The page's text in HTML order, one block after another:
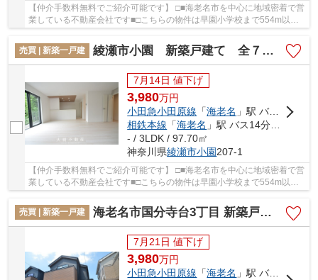
【仲介手数料無料でご紹介可能です】 □■海老名市を中心に地域密着で営
業している不動産会社です■□こちらの物件は早園小学校まで554m以内
にあるのがポイントです。地盤が弱いと大惨事に...
売買 | 新築一戸建
綾瀬市小園 新築戸建て 全７棟【仲介手数料無料】
7月14日 値下げ
3,980万円
小田急小田原線 「海老名 」駅 バス14分 「小園バザール前」 停歩2分
相鉄本線 「海老名 」駅 バス14分 「小園バザール前」 停歩2分
- / 3LDK / 97.70㎡
神奈川県綾瀬市小園207-1
【仲介手数料無料でご紹介可能です】 □■海老名市を中心に地域密着で営
業している不動産会社です■□こちらの物件は早園小学校まで554m以内
にあるのがポイントです。地盤が弱いと大惨事に...
売買 | 新築一戸建
海老名市国分寺台3丁目 新築戸建て 全2棟【仲介手数料無料】
7月21日 値下げ
3,980万円
小田急小田原線 「海老名 」駅 バス8分 「国分寺台第7」 停歩2分